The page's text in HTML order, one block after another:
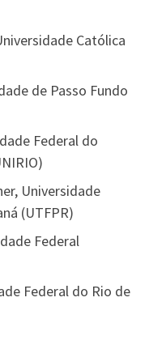
Católica
de Passo Fundo
Federal do
Universidade
(UTFPR)
Federal
Federal do Rio de